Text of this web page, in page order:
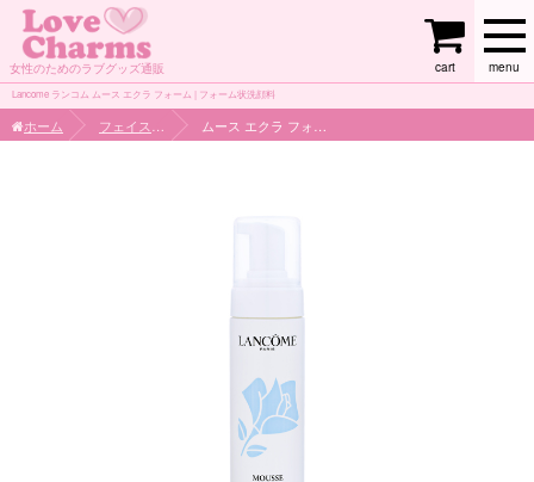
女性のためのラブグッズ通販 menu
cart
Lancome ランコム ムース エクラ フォーム | フォーム状洗顔料
ホーム